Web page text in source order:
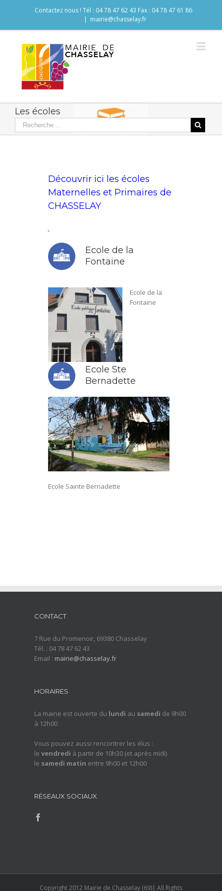
Contactez nous ! Tél : 04 78 47 62 43 Fax : 04 78 47 61 86
| mairie@chasselay.fr
Les écoles
Découvrir ici les écoles
Maternelles et Primaires de
CHASSELAY
Ecole de la
Fontaine
Ecole de la
Fontaine
Ecole Ste
Bernadette
Ecole Sainte Bernadette
CONTACT
7 Rue du Promenoir, 69380 Chasselay
Tél. : 04 78 47 62 43
Email : mairie@chasselay.fr
HORAIRES
La mairie est ouverte du lundi au samedi de 9h00
à 12h00
Vous pouvez aussi rencontrer les élus :
le vendredi à partir de 10h30 (et après midi)
le samedi matin entre 9h00 et 12h00
RÉSEAUX SOCIAUX
Copyright 2012 Mairie de Chasselay (69)| All Rights